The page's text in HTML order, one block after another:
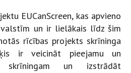
EUCanScreen, kas apvieno
un ir lielākais līdz šim
rīcības projekts skrīninga
ir veicināt pieejamu un
skrīningam un izstrādāt